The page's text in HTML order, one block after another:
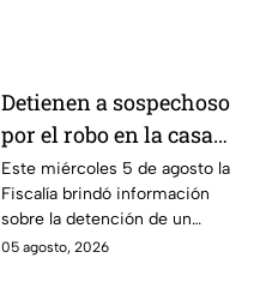
Detienen a sospechoso
por el robo en la casa
de Karely Ruiz
Este miércoles 5 de agosto la
Fiscalía brindó información
sobre la detención de un
presunto responsable en el
05 agosto, 2026